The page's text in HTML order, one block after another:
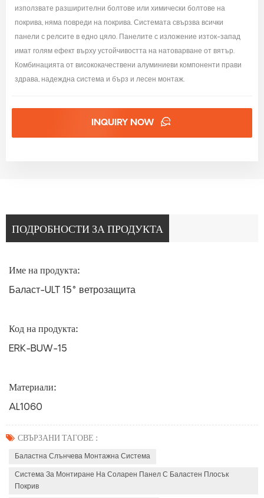
използвате разширителни болтове или химически болтове на
покрива, няма повреди на покрива. Системата свързва всички
панели с релсите в едно цяло. Панелите с изложение изток-запад
имат голям ефект върху устойчивостта на натоварване от вятър.
Комбинацията от висококачествени алуминиеви компоненти прави
здрава, надеждна система и бърз и лесен монтаж.
INQUIRY NOW
ПОДРОБНОСТИ ЗА ПРОДУКТА
Име на продукта:
Баласт-ULT 15° ветрозащита
Код на продукта:
ERK-BUW-15
Материали:
AL1060
СВЪРЗАНИ ТАГОВЕ :
Баластна Слънчева Монтажна Система
Система За Монтиране На Соларен Панел С Баластен Плосък
Покрив